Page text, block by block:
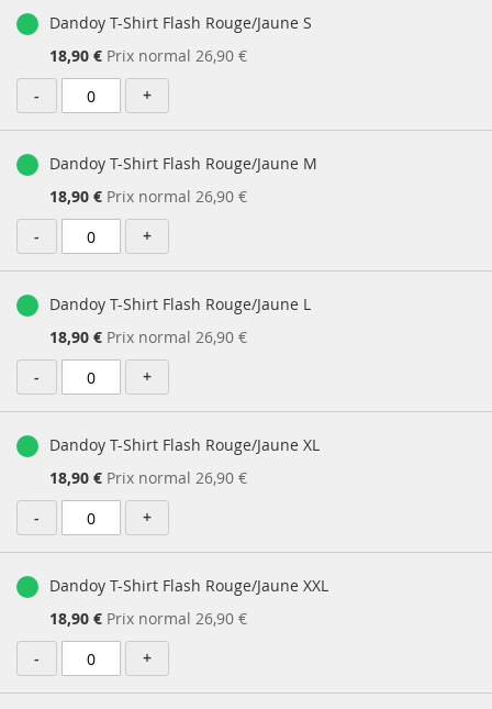
Dandoy T-Shirt Flash Rouge/Jaune S
Prix
Spécial
18,90 € Prix normal 26,90 €
-
+
Dandoy T-Shirt Flash Rouge/Jaune M
Prix
Spécial
18,90 € Prix normal 26,90 €
-
+
Dandoy T-Shirt Flash Rouge/Jaune L
Prix
Spécial
18,90 € Prix normal 26,90 €
-
+
Dandoy T-Shirt Flash Rouge/Jaune XL
Prix
Spécial
18,90 € Prix normal 26,90 €
-
+
Dandoy T-Shirt Flash Rouge/Jaune XXL
Prix
Spécial
18,90 € Prix normal 26,90 €
-
+